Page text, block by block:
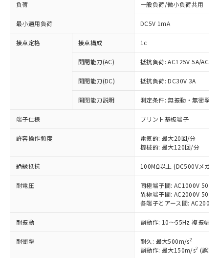
負荷 一般負荷/微小負荷共用
最小適用負荷 DC5V 1mA
接点定格 接点構成 1c
開閉能力(AC) 抵抗負荷: AC125V 5A/
開閉能力(DC) 抵抗負荷: DC30V 3A
開閉能力説明 測定条件: 無振動・無衝撃
端子仕様 プリント基板端子
許容操作頻度
電気的: 最大20回/分
機械的: 最大120回/分
絶縁抵抗 100MΩ以上 (DC500Vメガ)
耐電圧
同極端子間: AC1000V 50/
異極端子間: AC2000V 50/
各端子とアース間:
耐振動 誤動作: 10～55Hz 複振幅
耐衝撃 耐久: 最大500m/s2
誤動作: 最大150m/s2 (誤動
以下の条件をお読みいただき、同意のうえ
対応済み：EU RoHS指令（10物質）の
非含有に対応した製品が提供可能な商品で
対応予定：EU RoHS指令（10物質）の非含
有に対応した製品に切り替える予定のある
対応予定なし：EU RoHS指令（10物質）の
非含有に非対応の商品で、対応品を出す予